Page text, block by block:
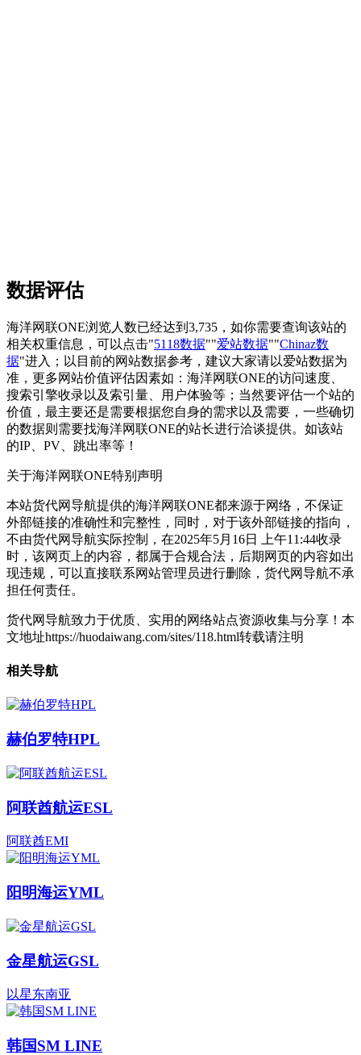
数据评估
海洋网联ONE浏览人数已经达到3,735，如你需要查询该站的
相关权重信息，可以点击"5118数据""爱站数据""Chinaz数
据"进入；以目前的网站数据参考，建议大家请以爱站数据为
准，更多网站价值评估因素如：海洋网联ONE的访问速度、
搜索引擎收录以及索引量、用户体验等；当然要评估一个站的
价值，最主要还是需要根据您自身的需求以及需要，一些确切
的数据则需要找海洋网联ONE的站长进行洽谈提供。如该站
的IP、PV、跳出率等！
关于海洋网联ONE特别声明
本站货代网导航提供的海洋网联ONE都来源于网络，不保证
外部链接的准确性和完整性，同时，对于该外部链接的指向，
不由货代网导航实际控制，在2025年5月16日 上午11:44收录
时，该网页上的内容，都属于合规合法，后期网页的内容如出
现违规，可以直接联系网站管理员进行删除，货代网导航不承
担任何责任。
货代网导航致力于优质、实用的网络站点资源收集与分享！ 本
文地址https://huodaiwang.com/sites/118.html转载请注明
相关导航
赫伯罗特HPL
阿联酋航运ESL
阿联酋EMI
阳明海运YML
金星航运GSL
以星东南亚
韩国SM LINE